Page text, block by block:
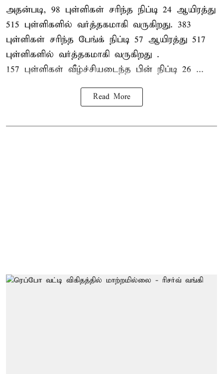
அதன்படி, 98 புள்ளிகள் சரிந்த நிப்டி 24 ஆயிரத்து
515 புள்ளிகளில் வர்த்தகமாகி வருகிறது. 383
புள்ளிகள் சரிந்த பேங்க் நிப்டி 57 ஆயிரத்து 517
புள்ளிகளில் வர்த்தகமாகி வருகிறது .
157 புள்ளிகள் வீழ்ச்சியடைந்த பின் நிப்டி 26 ...
Read More